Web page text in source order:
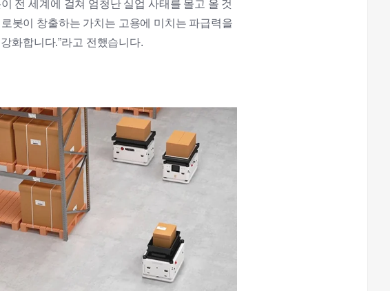
전 세계에 걸쳐 엄청난 실업 사태를 몰고 올 것
봇이 창출하는 가치는 고용에 미치는 파급력을
화합니다.”라고 전했습니다.